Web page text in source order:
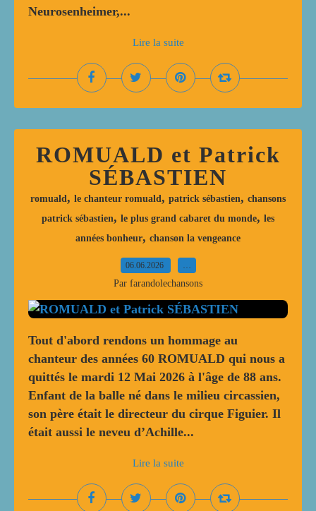
Neurosenheimer,...
Lire la suite
ROMUALD et Patrick
SÉBASTIEN
romuald, le chanteur romuald, patrick sébastien, chansons
patrick sébastien, le plus grand cabaret du monde, les
années bonheur, chanson la vengeance
06.06.2026 …
Par farandolechansons
Tout d'abord rendons un hommage au
chanteur des années 60 ROMUALD qui nous a
quittés le mardi 12 Mai 2026 à l'âge de 88 ans.
Enfant de la balle né dans le milieu circassien,
son père était le directeur du cirque Figuier. Il
était aussi le neveu d’Achille...
Lire la suite